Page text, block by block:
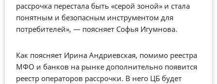
рассрочка перестала быть «серой зоной» и стала
понятным и безопасным инструментом для
потребителей», — поясняет Софья Игумнова.
Как поясняет Ирина Андриевская, помимо реестра
МФО и банков на рынке дополнительно появится
реестр операторов рассрочки. В него ЦБ будет